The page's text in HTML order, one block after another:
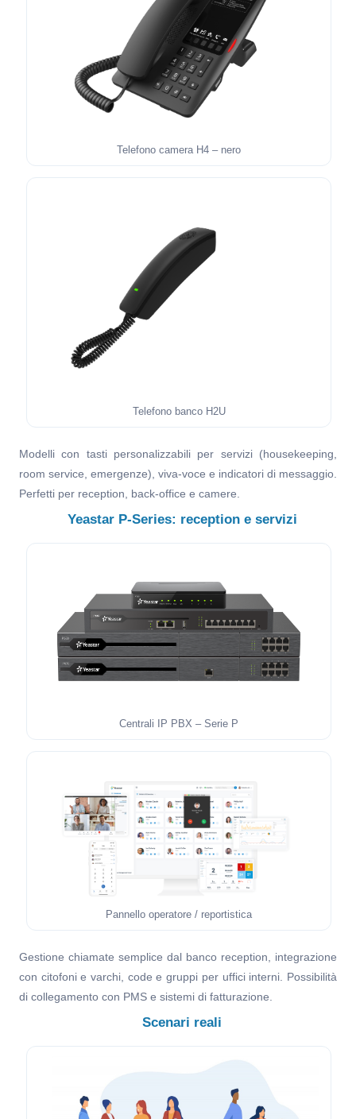
Telefono camera H4 – nero
Telefono banco H2U
Modelli con tasti personalizzabili per servizi (housekeeping,
room service, emergenze), viva-voce e indicatori di messaggio.
Perfetti per reception, back-office e camere.
Yeastar P-Series: reception e servizi
Centrali IP PBX – Serie P
Pannello operatore / reportistica
Gestione chiamate semplice dal banco reception, integrazione
con citofoni e varchi, code e gruppi per uffici interni. Possibilità
di collegamento con PMS e sistemi di fatturazione.
Scenari reali